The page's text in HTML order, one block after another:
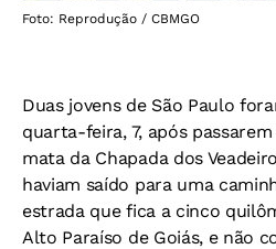
Foto: Reprodução / CBMGO
Duas jovens de São Paulo
quarta-feira, 7, após
mata da Chapada dos
haviam saído para uma
estrada que fica a cinco
Alto Paraíso de Goiás, e não